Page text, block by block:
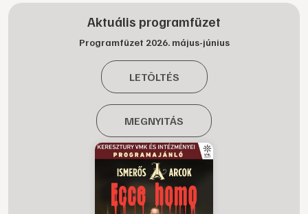
Aktuális programfüzet
Programfüzet 2026. május-június
LETÖLTÉS
MEGNYITÁS